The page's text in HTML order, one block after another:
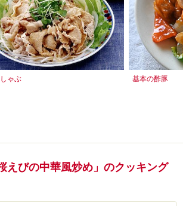
ゃぶ 基本の酢豚
えびの中華風炒め」のクッキング